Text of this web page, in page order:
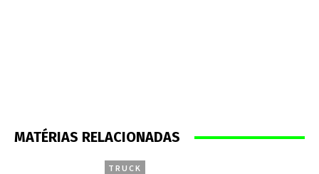
MATÉRIAS RELACIONADAS
TRUCK